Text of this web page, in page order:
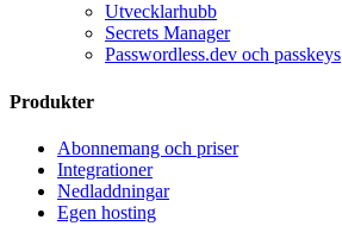
Utvecklarhubb
Secrets Manager
Passwordless.dev och passkeys
Produkter
Abonnemang och priser
Integrationer
Nedladdningar
Egen hosting